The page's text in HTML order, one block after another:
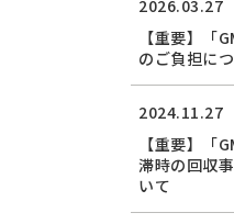
2026.03.27
【重要】「
のご負担に
2024.11.27
【重要】「
滞時の回収
いて